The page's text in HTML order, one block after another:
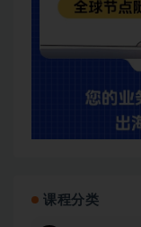
课程分类